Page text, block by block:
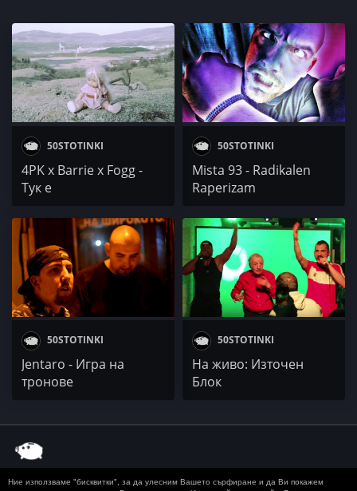
50STOTINKI
4PK x Barrie x Fogg -
Тук е
50STOTINKI
Mista 93 - Radikalen
Raperizam
50STOTINKI
Jentaro - Игра на
тронове
50STOTINKI
На живо: Източен
Блок
Ние използваме "бисквитки", за да улесним Вашето сърфиране и да Ви покажем